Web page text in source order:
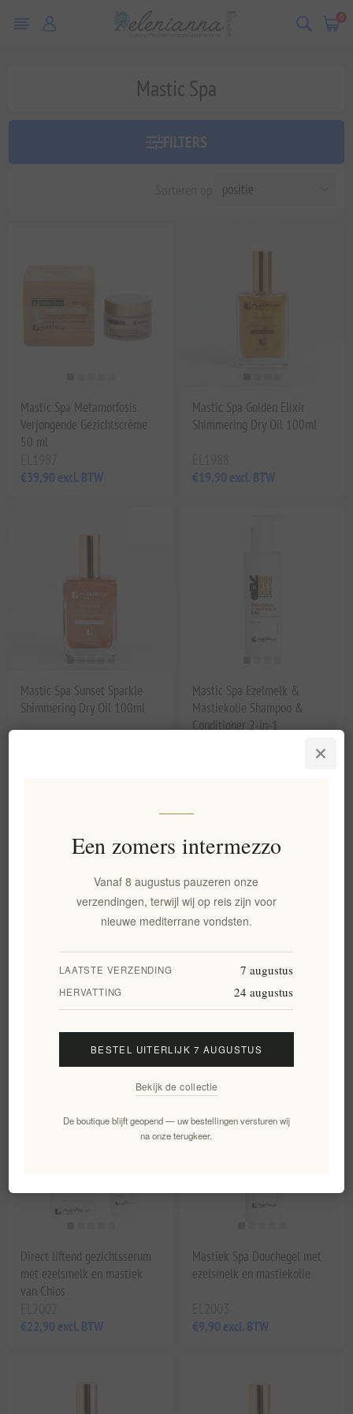
0
Mastic Spa
FILTERS
Mastic Spa Metamorfosis
Verjongende Gezichtscrème
50 ml
€39,90 excl. BTW
Mastic Spa Golden Elixir
Shimmering Dry Oil 100ml
€19,90 excl. BTW
Mastic Spa Sunset Sparkle
Shimmering Dry Oil 100ml
Mastic Spa Ezelmelk &
Mastiekolie Shampoo &
Conditioner 2-in-1
Mastic Spa Donkey Milk &
Mastic Hyaluronic Velvet Eye
Gel 40ml
€22,90 excl. BTW
Micellair water met
ezelsmelk en mastiekolie, 3-
in-1 reiniger
€12,90 excl. BTW
Direct liftend gezichtsserum
met ezelsmelk en mastiek
van Chios
€22,90 excl. BTW
Mastiek Spa Douchegel met
ezelsmelk en mastiekolie
€9,90 excl. BTW
Een zomers intermezzo
Vanaf 8 augustus pauzeren onze
verzendingen, terwijl wij op reis zijn voor
nieuwe mediterrane vondsten.
LAATSTE VERZENDING 7 augustus
HERVATTING 24 augustus
BESTEL UITERLIJK 7 AUGUSTUS
Bekijk de collectie
De boutique blijft geopend — uw bestellingen versturen wij
na onze terugkeer.